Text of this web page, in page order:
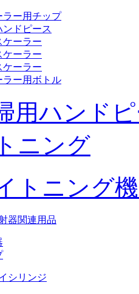
ラー用チップ
ドピース
ケーラー
ケーラー
ケーラー
ラー用ボトル
用ハンド
ニング
トニング
器関連用品
シリンジ